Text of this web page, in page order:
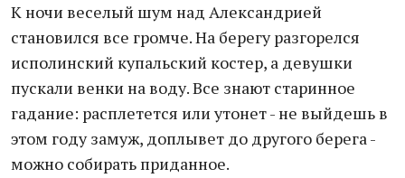
К ночи веселый шум над Александрией
становился все громче. На берегу разгорелся
исполинский купальский костер, а девушки
пускали венки на воду. Все знают старинное
гадание: расплетется или утонет - не выйдешь в
этом году замуж, доплывет до другого берега -
можно собирать приданное.